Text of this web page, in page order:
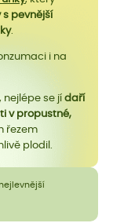
pevnější
.
i na
nejlépe se jí daří
v propustné,
řezem
plodil.